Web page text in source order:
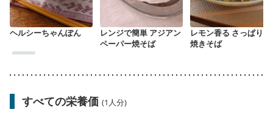
ヘルシーちゃんぽん
レンジで簡単 アジアン
ペーパー焼そば
レモン香る さっぱり塩
焼きそば
すべての栄養価 (1人分)